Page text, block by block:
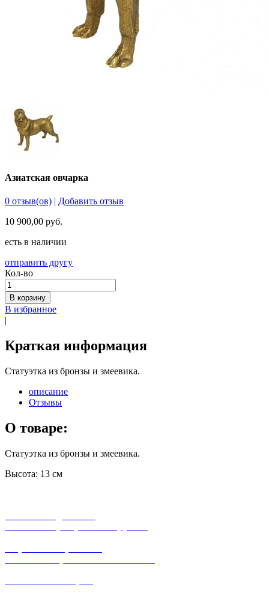
Азиатская овчарка
0 отзыв(ов) | Добавить отзыв
10 900,00 руб.
есть в наличии
отправить другу
Кол-во
В корзину
В избранное
|
Краткая информация
Статуэтка из бронзы и змеевика.
описание
Отзывы
О товаре:
Статуэтка из бронзы и змеевика.
Высота: 13 см